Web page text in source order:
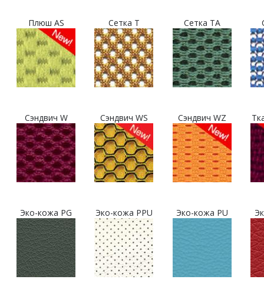
Плюш AS Сетка T Сетка TA
Сэндвич W Сэндвич WS Сэндвич WZ
Эко-кожа PG Эко-кожа PPU Эко-кожа PU